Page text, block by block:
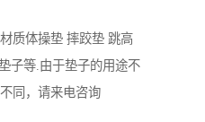
质体操垫 摔跤垫 跳高
子等.由于垫子的用途不
同，请来电咨询